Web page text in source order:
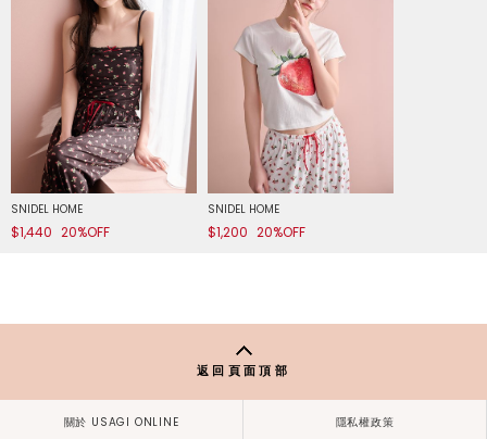
SNIDEL HOME
$1,440 20%OFF
SNIDEL HOME
$1,200 20%OFF
返回頁面頂部
關於 USAGI ONLINE 隱私權政策